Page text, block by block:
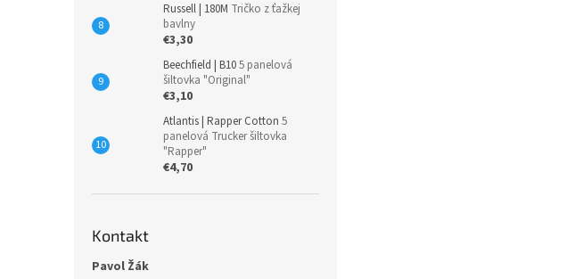
Russell | 180M Tričko z ťažkej
bavlny
€3,30
Beechfield | B105 panelová
šiltovka "Original"
€3,10
Atlantis | Rapper Cotton 5
panelová Trucker šiltovka
"Rapper"
€4,70
Kontakt
Pavol Žák